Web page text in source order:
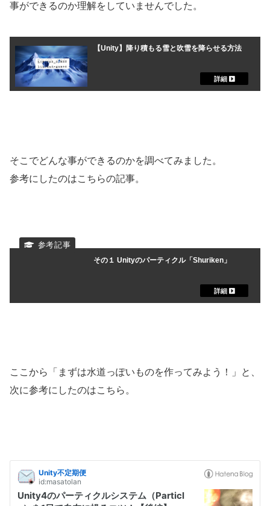
事ができるのか理解をしていませんでした。
【Unity】降り積もる雪と吹雪を降らせる方法
そこでどんな事ができるのかを調べてみました。
参考にしたのはこちらの記事。
その１ Unityのパーティクル「Shuriken」
ここから「まずは水道っぽいものを作ってみよう！」と、
次に参考にしたのはこちら。